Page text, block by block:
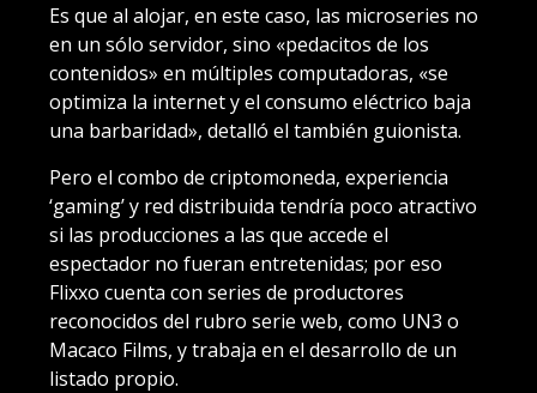
Es que al alojar, en este caso, las microseries no
en un sólo servidor, sino «pedacitos de los
contenidos» en múltiples computadoras, «se
optimiza la internet y el consumo eléctrico baja
una barbaridad», detalló el también guionista.
Pero el combo de criptomoneda, experiencia
‘gaming’ y red distribuida tendría poco atractivo
si las producciones a las que accede el
espectador no fueran entretenidas; por eso
Flixxo cuenta con series de productores
reconocidos del rubro serie web, como UN3 o
Macaco Films, y trabaja en el desarrollo de un
listado propio.